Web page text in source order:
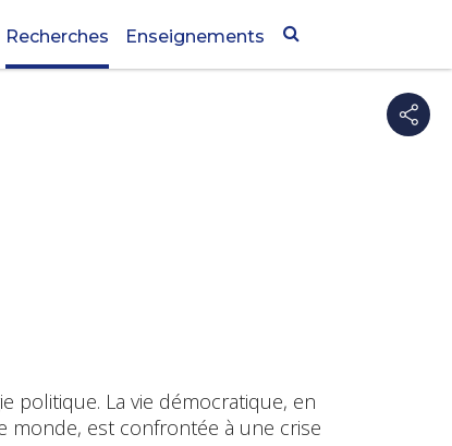
Recherches Enseignements
politique. La vie démocratique, en
monde, est confrontée à une crise